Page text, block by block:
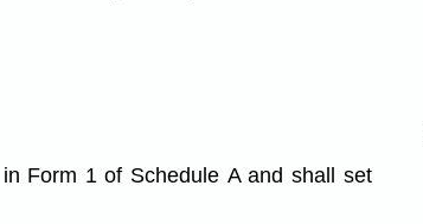
Form 1 of Schedule A and shall set